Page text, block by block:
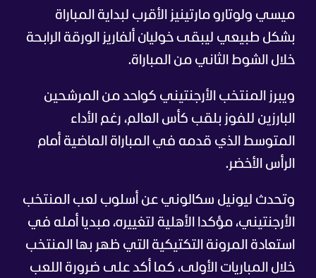
ميسي ولوتارو مارتينيز الأقرب لبداية المباراة
بشكل طبيعي ليبقى خوليان ألفاريز الورقة الرابحة
خلال الشوط الثاني من المباراة.
ويبرز المنتخب الأرجنتيني كواحد من المرشحين
البارزين للفوز بلقب كأس العالم، رغم الأداء
المتوسط الذي قدمه في المباراة الماضية أمام
الرأس الأخضر.
وتحدث ليونيل سكالوني عن أسلوب لعب المنتخب
الأرجنتيني، مؤكدا الأهلية لتغييره، مبديا أمله في
استعادة المرونة التكتيكية التي ظهر بها المنتخب
خلال المباريات الأولى، كما أكد على ضرورة اللعب